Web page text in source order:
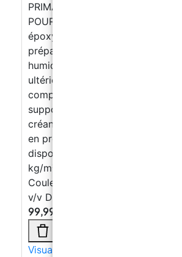
PRIMAIRE ÉPOXY-CIMENT
POUR SUPPORTS HUMIDES
époxy-ciment, tricomposant,
préparation et le traitement de
humides, adapté à recevoir des
ultérieurs et des cycles de
composition spéciale permet
supports à la fois poreux et non
créant une barrière efficace
en pression négative.
disponible : 10 kg
kg/m²/mm Conditionnements :
Couleur : Blanc Diluant : Eau
v/v Disponible à partir du 1er
99,99
Visualizza di più →